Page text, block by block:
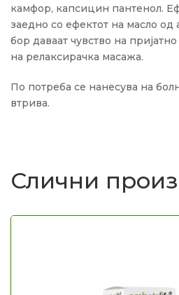
камфор, капсицин пантенол.
заедно со ефектот на масло од
бор даваат чувство на
на релаксирачка масажа.
По потреба се нанесува на
втрива.
Слични